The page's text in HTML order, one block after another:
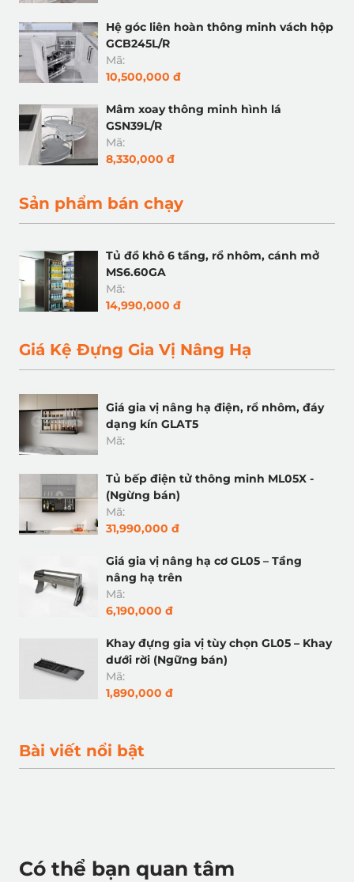
Hệ góc liên hoàn thông minh vách hộp
GCB245L/R
Mã:
10,500,000 đ
Mâm xoay thông minh hình lá
GSN39L/R
Mã:
8,330,000 đ
Sản phẩm bán chạy
Tủ đồ khô 6 tầng, rổ nhôm, cánh mở
MS6.60GA
Mã:
14,990,000 đ
Giá Kệ Đựng Gia Vị Nâng Hạ
Giá gia vị nâng hạ điện, rổ nhôm, đáy
dạng kín GLAT5
Mã:
Tủ bếp điện tử thông minh ML05X -
(Ngừng bán)
Mã:
31,990,000 đ
Giá gia vị nâng hạ cơ GL05 – Tầng
nâng hạ trên
Mã:
6,190,000 đ
Khay đựng gia vị tùy chọn GL05 – Khay
dưới rời (Ngững bán)
Mã:
1,890,000 đ
Bài viết nổi bật
Có thể bạn quan tâm